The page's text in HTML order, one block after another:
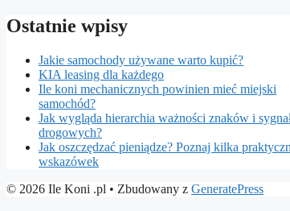
Ostatnie wpisy
Jakie samochody używane warto kupić?
KIA leasing dla każdego
Ile koni mechanicznych powinien mieć miejski
samochód?
Jak wygląda hierarchia ważności znaków i
drogowych?
Jak oszczędzać pieniądze? Poznaj kilka
wskazówek
© 2026 Ile Koni .pl • Zbudowany z GeneratePress